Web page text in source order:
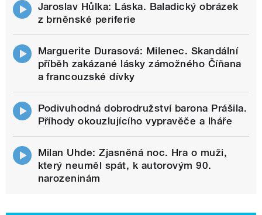
Jaroslav Hůlka: Láska. Baladický obrázek
z brněnské periferie
Marguerite Durasová: Milenec. Skandální
příběh zakázané lásky zámožného Číňana
a francouzské dívky
Podivuhodná dobrodružství barona Prášila.
Příhody okouzlujícího vypravěče a lháře
Milan Uhde: Zjasněná noc. Hra o muži,
který neuměl spát, k autorovým 90.
narozeninám